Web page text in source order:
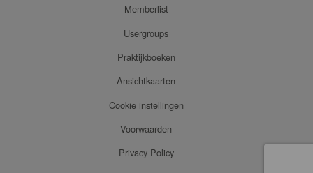
Memberlist
Usergroups
Praktijkboeken
Ansichtkaarten
Cookie instellingen
Voorwaarden
Privacy Policy